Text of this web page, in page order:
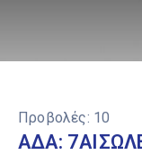
Προβολές: 10
ΑΔΑ: